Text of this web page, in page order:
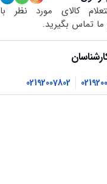
کالای مورد نظر با
ما تماس بگیرید.
02192007802